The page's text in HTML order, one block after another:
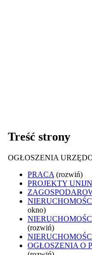
Treść strony
OGŁOSZENIA
PRACA (rozwiń)
PROJEKTY
okno)
(rozwiń)
OGŁOSZENIA O